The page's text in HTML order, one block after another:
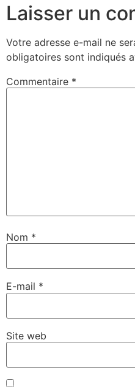
Laisser un
Votre adresse e-mail ne
obligatoires sont indiqués
Commentaire *
Nom *
E-mail *
Site web